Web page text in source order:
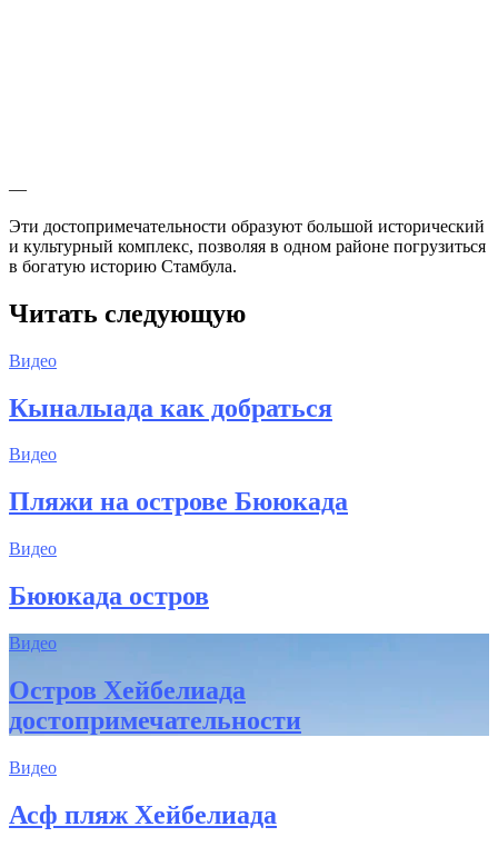
—
Эти достопримечательности образуют большой исторический
и культурный комплекс, позволяя в одном районе погрузиться
в богатую историю Стамбула.
Читать следующую
Видео
Кыналыада как добраться
Видео
Пляжи на острове Бююкада
Видео
Бююкада остров
Видео
Остров Хейбелиада
достопримечательности
Видео
Асф пляж Хейбелиада